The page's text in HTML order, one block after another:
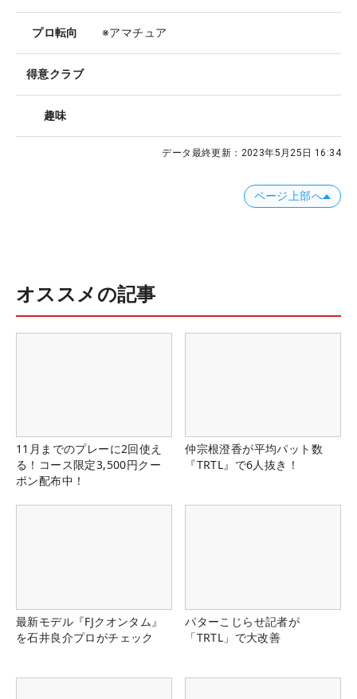
プロ転向 ※アマチュア
得意クラブ
趣味
データ最終更新： 2023年5月25日 16:34
ページ上部へ
オススメの記事
11月までのプレーに2回使え
る！コース限定3,500円クー
ポン配布中！
仲宗根澄香が平均パット数
『TRTL』で6人抜き！
最新モデル『FJクオンタム』
を石井良介プロがチェック
パターこじらせ記者が
「TRTL」で大改善